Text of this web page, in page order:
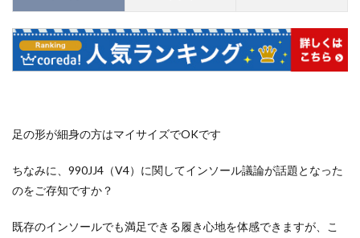
足の形が細身の方はマイサイズでOKです
ちなみに、990JJ4（V4）に関してインソール議論が話題となった
のをご存知ですか？
既存のインソールでも満足できる履き心地を体感できますが、こ